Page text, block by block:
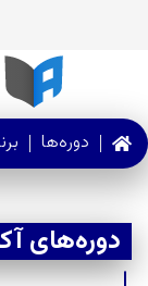
دوره‌ها
دوره‌های